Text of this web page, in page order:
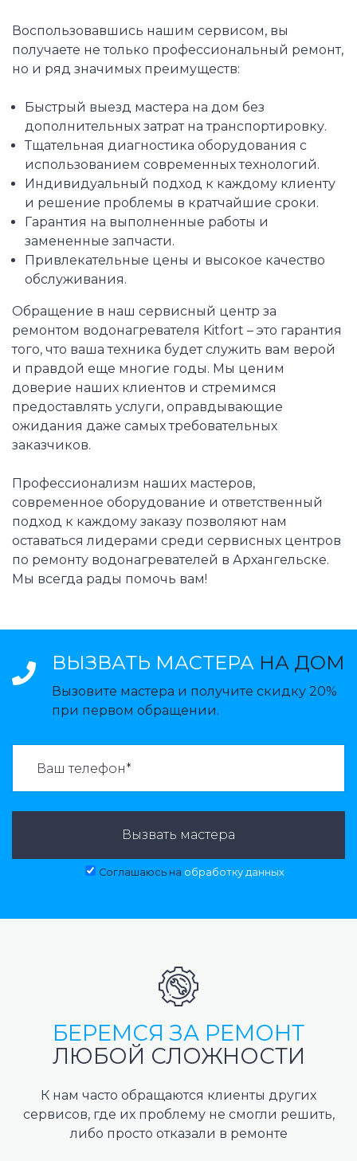
Воспользовавшись нашим сервисом, вы
получаете не только профессиональный ремонт,
но и ряд значимых преимуществ:
Быстрый выезд мастера на дом без
дополнительных затрат на транспортировку.
Тщательная диагностика оборудования с
использованием современных технологий.
Индивидуальный подход к каждому клиенту
и решение проблемы в кратчайшие сроки.
Гарантия на выполненные работы и
замененные запчасти.
Привлекательные цены и высокое качество
обслуживания.
Обращение в наш сервисный центр за
ремонтом водонагревателя Kitfort – это гарантия
того, что ваша техника будет служить вам верой
и правдой еще многие годы. Мы ценим
доверие наших клиентов и стремимся
предоставлять услуги, оправдывающие
ожидания даже самых требовательных
заказчиков.
Профессионализм наших мастеров,
современное оборудование и ответственный
подход к каждому заказу позволяют нам
оставаться лидерами среди сервисных центров
по ремонту водонагревателей в Архангельске.
Мы всегда рады помочь вам!
ВЫЗВАТЬ МАСТЕРА НА ДОМ
Вызовите мастера и получите скидку 20%
при первом обращении.
Вызвать мастера
Соглашаюсь на обработку данных
БЕРЕМСЯ ЗА РЕМОНТ
ЛЮБОЙ СЛОЖНОСТИ
К нам часто обращаются клиенты других
сервисов, где их проблему не смогли решить,
либо просто отказали в ремонте